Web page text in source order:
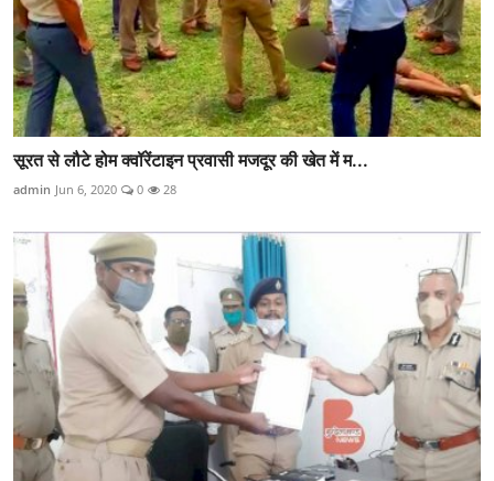
सूरत से लौटे होम क्वॉरेंटाइन प्रवासी मजदूर की खेत में म...
admin Jun 6, 2020 0 28